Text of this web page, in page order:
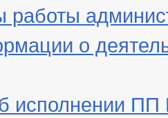
работы
о
ПП